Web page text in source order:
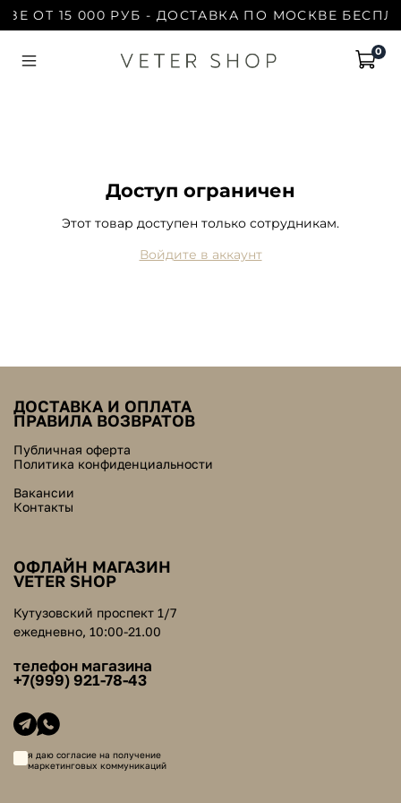
ОТ 15 000 РУБ - ДОСТАВКА ПО МОСКВЕ
0
Доступ ограничен
Этот товар доступен только сотрудникам.
Войдите в аккаунт
ДОСТАВКА И ОПЛАТА
ПРАВИЛА ВОЗВРАТОВ
Публичная оферта
Политика конфиденциальности
Вакансии
Контакты
ОФЛАЙН МАГАЗИН
VETER SHOP
Кутузовский проспект 1/7
ежедневно, 10:00-21.00
телефон магазина
+7(999) 921-78-43
я даю согласие на получение
маркетинговых коммуникаций